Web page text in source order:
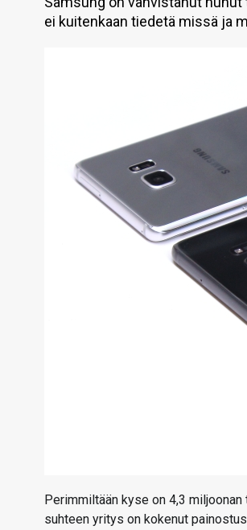
ei kuitenkaan tiedetä missä ja
Perimmiltään kyse on 4,3
suhteen yritys on kokenut